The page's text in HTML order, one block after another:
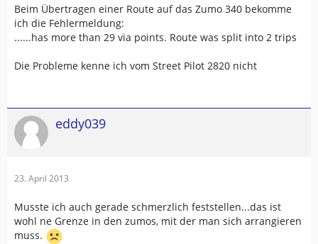
Beim Übertragen einer Route auf das Zumo 340 bekomme
ich die Fehlermeldung:
......has more than 29 via points. Route was split into 2 trips
Die Probleme kenne ich vom Street Pilot 2820 nicht
eddy039
23. April 2013
Musste ich auch gerade schmerzlich feststellen...das ist
wohl ne Grenze in den zumos, mit der man sich arrangieren
muss.